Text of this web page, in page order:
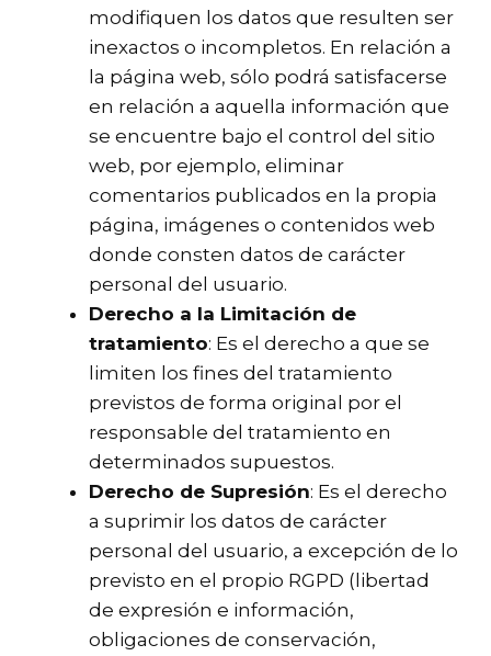
modifiquen los datos que resulten ser
inexactos o incompletos. En relación a
la página web, sólo podrá satisfacerse
en relación a aquella información que
se encuentre bajo el control del sitio
web, por ejemplo, eliminar
comentarios publicados en la propia
página, imágenes o contenidos web
donde consten datos de carácter
personal del usuario.
Derecho a la Limitación de
tratamiento: Es el derecho a que se
limiten los fines del tratamiento
previstos de forma original por el
responsable del tratamiento en
determinados supuestos.
Derecho de Supresión: Es el derecho
a suprimir los datos de carácter
personal del usuario, a excepción de lo
previsto en el propio RGPD (libertad
de expresión e información,
obligaciones de conservación,